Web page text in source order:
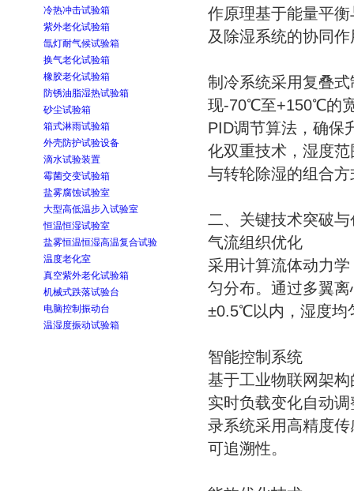
冷热冲击试验箱
紫外老化试验箱
氙灯耐气候试验箱
换气老化试验箱
橡胶老化试验箱
防锈油脂湿热试验箱
砂尘试验箱
箱式淋雨试验箱
外壳防护试验设备
滴水试验装置
霉菌交变试验箱
盐雾腐蚀试验室
大型高低温步入试验室
恒温恒湿试验室
盐雾恒温恒湿高温复合试验
温度老化室
真空紫外老化试验箱
机械式跌落试验台
电脑控制振动台
温湿度振动试验箱
作原理基于能量平
及除湿系统的协同
制冷系统采用复叠
现-70℃至+150℃的
PID调节算法，确保
化双重技术，湿度
与转轮除湿的组合
二、关键技术突破与
气流组织优化
采用计算流体动力
匀分布。通过多翼
±0.5℃以内，湿度均
智能控制系统
基于工业物联网架
实时负载变化自动
录系统采用高精度
可追溯性。